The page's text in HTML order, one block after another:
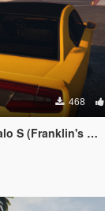
468
(Franklin's Car)